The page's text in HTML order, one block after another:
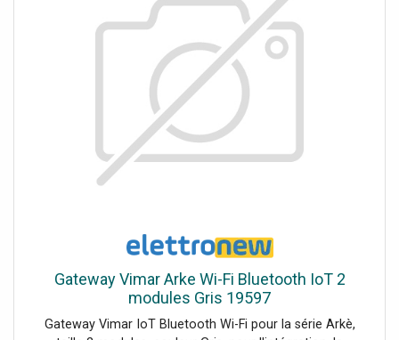
distorsion, même à puissance élevée, grâce à la
technologie DSP LD Systems DynX®, Contrôle intégral
grâce à un mixeur 4 canaux intégré, avec fonction de
streaming audio stéréo Bluetooth®, Colonne séparable en
deux parties, pour un transport compact, Liaison de type
Plug and Play fiable, sans câble externe, grâce à un
connecteur multipoints verrouillable, Nombreuses
possibilités d’utilisation, grâce à la colonne déportable,
Utilisation très facile, presets pour configuration mono ou
stéréo, Vaste choix d’accessoires intelligemment conçus
instrument: voici le MAUI 11 G2. Les deux demi-colonnes
dans leur housse rembourrée à bandoulière, le caisson de
basses dans une main, la guitare ou le clavier dans l’autre
– et en route ! Le montage du système, qui sert à la fois
de sono de façade et de retours, s’effectue très
facilement, grâce aux connecteurs multipoints
Gateway Vimar Arke Wi-Fi Bluetooth IoT 2
modules Gris 19597
Gateway Vimar IoT Bluetooth Wi-Fi pour la série Arkè,